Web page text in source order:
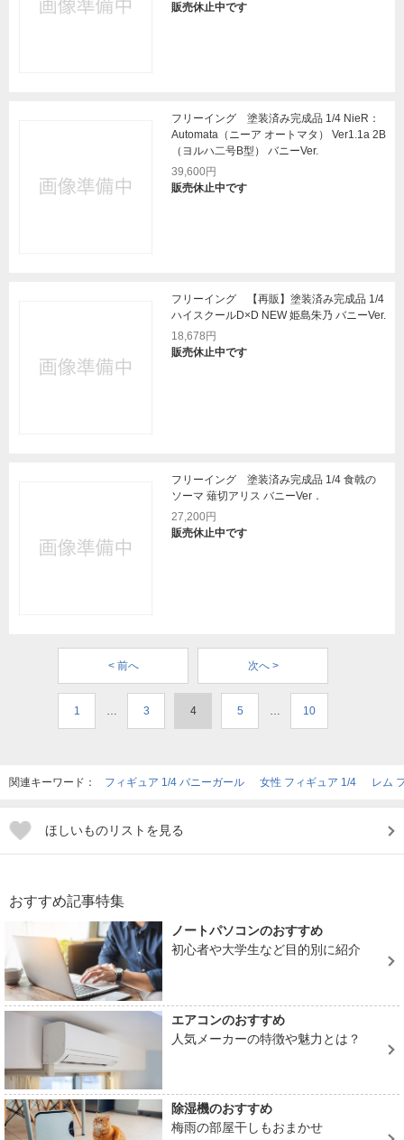
販売休止中です
フリーイング 塗装済み完成品 1/4 NieR：
Automata（ニーア オートマタ） Ver1.1a 2B
（ヨルハ二号B型） バニーVer.
39,600円
販売休止中です
フリーイング 【再販】塗装済み完成品 1/4
ハイスクールD×D NEW 姫島朱乃 バニーVer.
18,678円
販売休止中です
フリーイング 塗装済み完成品 1/4 食戟の
ソーマ 薙切アリス バニーVer．
27,200円
販売休止中です
< 前へ 次へ >
1 … 3 4 5 … 10
関連キーワード： フィギュア 1/4 バニーガール 女性 フィギュア 1/4 レム
ほしいものリストを見る
おすすめ記事特集
ノートパソコンのおすすめ
初心者や大学生など目的別に紹介
エアコンのおすすめ
人気メーカーの特徴や魅力とは？
除湿機のおすすめ
梅雨の部屋干しもおまかせ